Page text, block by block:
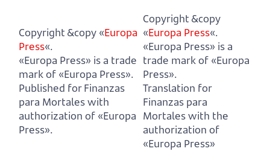
Copyright &copy «Europa
Press«.
«Europa Press» is a trade
mark of «Europa Press».
Published for Finanzas
para Mortales with
authorization of «Europa
Press».
Copyright &copy
«Europa Press«.
«Europa Press» is a
trade mark of «Europa
Press».
Translation for
Finanzas para
Mortales with the
authorization of
«Europa Press»